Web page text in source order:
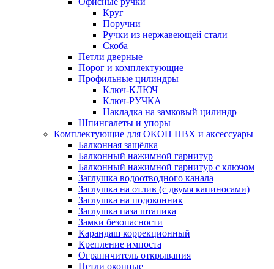
Круг
Поручни
Ручки из нержавеющей стали
Скоба
Петли дверные
Порог и комплектующие
Профильные цилиндры
Ключ-КЛЮЧ
Ключ-РУЧКА
Накладка на замковый цилиндр
Шпингалеты и упоры
Комплектующие для ОКОН ПВХ и аксессуары
Балконная защёлка
Балконный нажимной гарнитур
Балконный нажимной гарнитур с ключом
Заглушка водоотводного канала
Заглушка на отлив (с двумя капиносами)
Заглушка на подоконник
Заглушка паза штапика
Замки безопасности
Карандаш коррекционный
Крепление импоста
Ограничитель открывания
Петли оконные